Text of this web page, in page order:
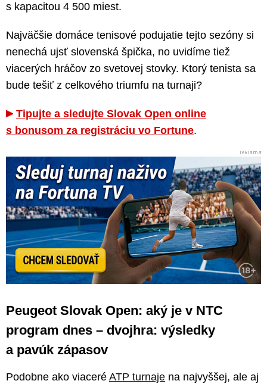
s kapacitou 4 500 miest.
Najväčšie domáce tenisové podujatie tejto sezóny si
nenechá ujsť slovenská špička, no uvidíme tiež
viacerých hráčov zo svetovej stovky. Ktorý tenista sa
bude tešiť z celkového triumfu na turnaji?
Tipujte a sledujte Slovak Open online
s bonusom za registráciu vo Fortune.
Peugeot Slovak Open: aký je v NTC
program dnes – dvojhra: výsledky
a pavúk zápasov
Podobne ako viaceré ATP turnaje na najvyššej, ale aj